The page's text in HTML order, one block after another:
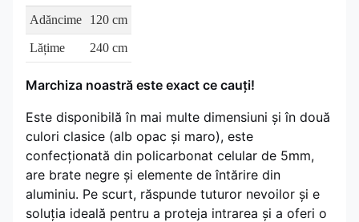
Adăncime 120 cm
Lățime 240 cm
Marchiza noastră este exact ce cauți!
Este disponibilă în mai multe dimensiuni și în două
culori clasice (alb opac și maro), este
confecționată din policarbonat celular de 5mm,
are brate negre și elemente de întărire din
aluminiu. Pe scurt, răspunde tuturor nevoilor și e
soluția ideală pentru a proteja intrarea și a oferi o